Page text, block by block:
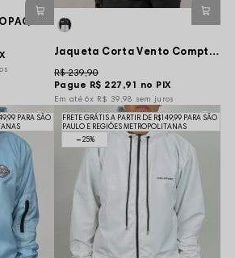
Jaqueta Corta Vento Compton Nations - Preta/Bege
Pague R$ 227,91 no PIX
R$ 239,90
6x R$ 39,98 sem juros
PARA SÃO
25%
FRETE GRÁTIS A PARTIR DE R$149,99 PARA SÃO
PAULO E REGIÕES METROPOLITANAS